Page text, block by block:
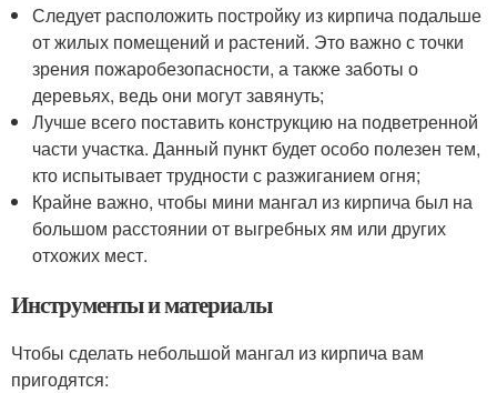
Следует расположить постройку из кирпича подальше
от жилых помещений и растений. Это важно с точки
зрения пожаробезопасности, а также заботы о
деревьях, ведь они могут завянуть;
Лучше всего поставить конструкцию на подветренной
части участка. Данный пункт будет особо полезен тем,
кто испытывает трудности с разжиганием огня;
Крайне важно, чтобы мини мангал из кирпича был на
большом расстоянии от выгребных ям или других
отхожих мест.
Инструменты и материалы
Чтобы сделать небольшой мангал из кирпича вам
пригодятся: